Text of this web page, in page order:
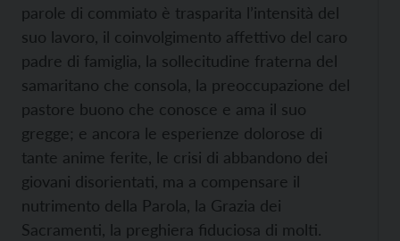
parole di commiato è trasparita l’intensità del
suo lavoro, il coinvolgimento affettivo del caro
padre di famiglia, la sollecitudine fraterna del
samaritano che consola, la preoccupazione del
pastore buono che conosce e ama il suo
gregge; e ancora le esperienze dolorose di
tante anime ferite, le crisi di abbandono dei
giovani disorientati, ma a compensare il
nutrimento della Parola, la Grazia dei
Sacramenti, la preghiera fiduciosa di molti.